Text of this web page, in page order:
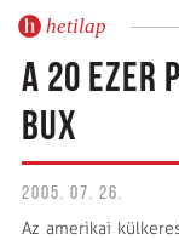
hetilap
A 20 EZER
BUX
2005. 07. 26.
Az amerikai